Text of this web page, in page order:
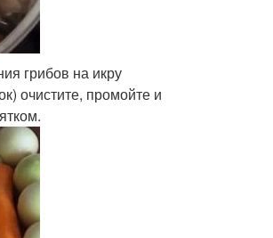
грибов на икру
очистите, промойте и